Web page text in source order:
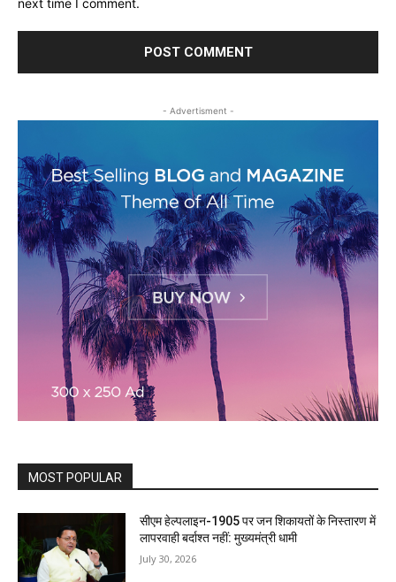
next time I comment.
- Advertisment -
MOST POPULAR
सीएम हेल्पलाइन-1905 पर जन शिकायतों के निस्तारण में
लापरवाही बर्दाश्त नहीं: मुख्यमंत्री धामी
July 30, 2026